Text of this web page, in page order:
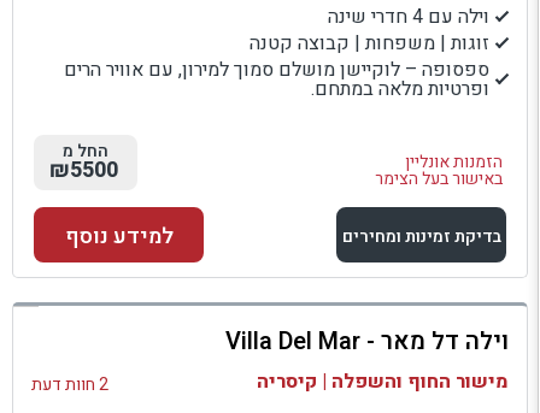
וילה עם 4 חדרי שינה
זוגות | משפחות | קבוצה קטנה
ספסופה – לוקיישן מושלם סמוך למירון, עם אוויר הרים
ופרטיות מלאה במתחם.
הזמנות אונליין
באישור בעל הצימר
החל מ
₪5500
בדיקת זמינות ומחירים
למתחם זה
בדיקת זמינות ומחירים
למידע נוסף
וילה דל מאר - Villa Del Mar
מישור החוף והשפלה | קיסריה 2 חוות דעת